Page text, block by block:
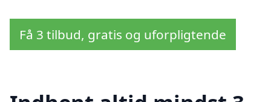
Få 3 tilbud, gratis og uforpligtende